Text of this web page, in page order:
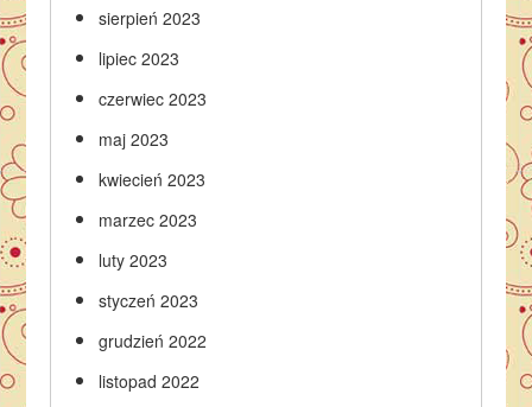
sierpień 2023
lipiec 2023
czerwiec 2023
maj 2023
kwiecień 2023
marzec 2023
luty 2023
styczeń 2023
grudzień 2022
listopad 2022